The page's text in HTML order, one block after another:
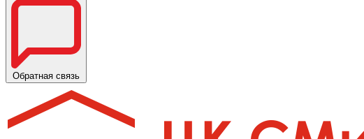
Обратная связь